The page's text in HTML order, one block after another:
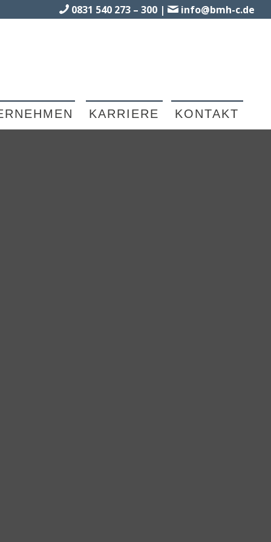
0831 540 273 – 300 | info@bmh-c.de
KARRIERE KONTAKT